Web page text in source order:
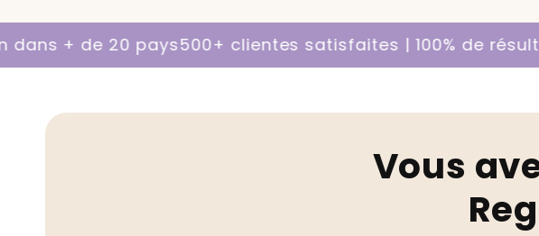
pays 500+ clientes satisfaites | 100% de résultats |
Vous